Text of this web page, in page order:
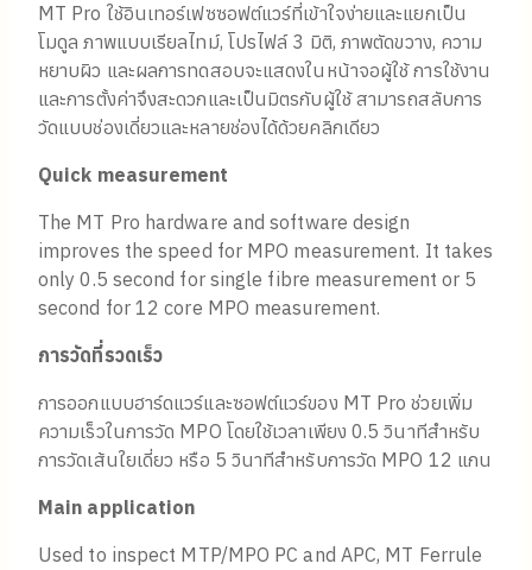
MT Pro ใช้อินเทอร์เฟซซอฟต์แวร์ที่เข้าใจง่ายและแยกเป็น
โมดูล ภาพแบบเรียลไทม์, โปรไฟล์ 3 มิติ, ภาพตัดขวาง, ความ
หยาบผิว และผลการทดสอบจะแสดงในหน้าจอผู้ใช้ การใช้งาน
และการตั้งค่าจึงสะดวกและเป็นมิตรกับผู้ใช้ สามารถสลับการ
วัดแบบช่องเดี่ยวและหลายช่องได้ด้วยคลิกเดียว
Quick measurement
The MT Pro hardware and software design
improves the speed for MPO measurement. It takes
only 0.5 second for single fibre measurement or 5
second for 12 core MPO measurement.
การวัดที่รวดเร็ว
การออกแบบฮาร์ดแวร์และซอฟต์แวร์ของ MT Pro ช่วยเพิ่ม
ความเร็วในการวัด MPO โดยใช้เวลาเพียง 0.5 วินาทีสำหรับ
การวัดเส้นใยเดี่ยว หรือ 5 วินาทีสำหรับการวัด MPO 12 แกน
Main application
Used to inspect MTP/MPO PC and APC, MT Ferrule